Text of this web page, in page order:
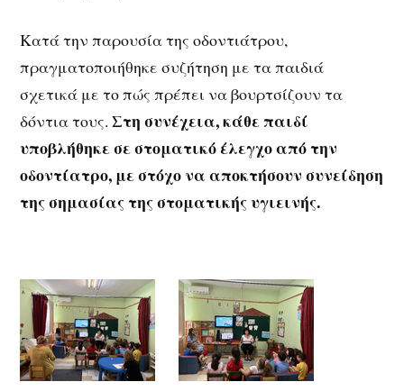
Κατά την παρουσία της οδοντιάτρου,
πραγματοποιήθηκε συζήτηση με τα παιδιά
σχετικά με το πώς πρέπει να βουρτσίζουν τα
δόντια τους.Στη συνέχεια, κάθε παιδί
υποβλήθηκε σε στοματικό έλεγχο από την
οδοντίατρο, με στόχο να αποκτήσουν συνείδηση
της σημασίας της στοματικής υγιεινής.